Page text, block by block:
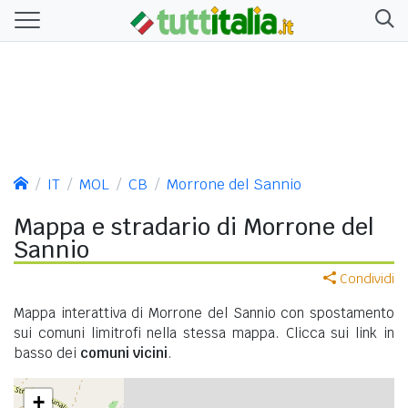
IT MOL CB Morrone del Sannio
Mappa e stradario di Morrone del
Sannio
Condividi
Mappa interattiva di Morrone del Sannio con spostamento
sui comuni limitrofi nella stessa mappa. Clicca sui link in
basso dei comuni vicini.
+